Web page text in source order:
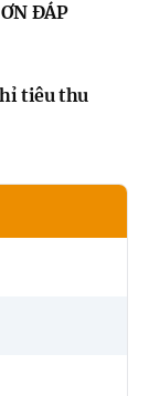
ĐÁP
tiêu thu